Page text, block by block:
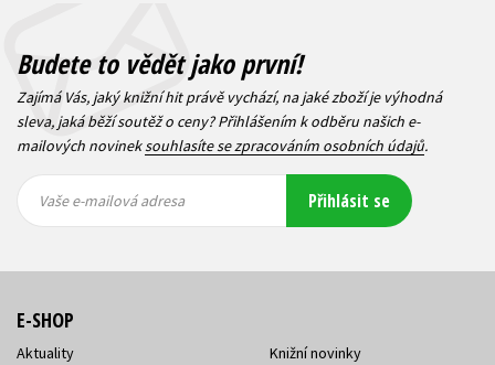
Budete to vědět jako první!
Zajímá Vás, jaký knižní hit právě vychází, na jaké zboží je výhodná
sleva, jaká běží soutěž o ceny? Přihlášením k odběru našich e-
mailových novineksouhlasíte se zpracováním osobních údajů.
mailová
mailová
Vaše e-mailová adresa Přihlásit se
E-SHOP
Aktuality
Knižní novinky